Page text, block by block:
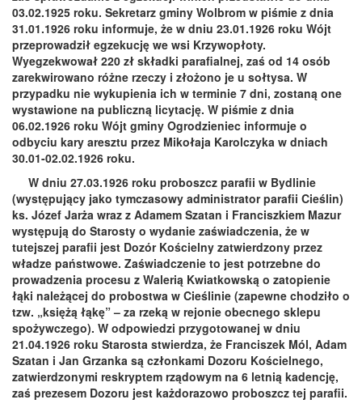
03.02.1925 roku. Sekretarz gminy Wolbrom w piśmie z dnia
31.01.1926 roku informuje, że w dniu 23.01.1926 roku Wójt
przeprowadził egzekucję we wsi Krzywopłoty.
Wyegzekwował 220 zł składki parafialnej, zaś od 14 osób
zarekwirowano różne rzeczy i złożono je u sołtysa. W
przypadku nie wykupienia ich w terminie 7 dni, zostaną one
wystawione na publiczną licytację. W piśmie z dnia
06.02.1926 roku Wójt gminy Ogrodzieniec informuje o
odbyciu kary aresztu przez Mikołaja Karolczyka w dniach
30.01-02.02.1926 roku.
W dniu 27.03.1926 roku proboszcz parafii w Bydlinie
(występujący jako tymczasowy administrator parafii Cieślin)
ks. Józef Jarża wraz z Adamem Szatan i Franciszkiem Mazur
występują do Starosty o wydanie zaświadczenia, że w
tutejszej parafii jest Dozór Kościelny zatwierdzony przez
władze państwowe. Zaświadczenie to jest potrzebne do
prowadzenia procesu z Walerią Kwiatkowską o zatopienie
łąki należącej do probostwa w Cieślinie (zapewne chodziło o
tzw. „księżą łąkę” – za rzeką w rejonie obecnego sklepu
spożywczego). W odpowiedzi przygotowanej w dniu
21.04.1926 roku Starosta stwierdza, że Franciszek Mól, Adam
Szatan i Jan Grzanka są członkami Dozoru Kościelnego,
zatwierdzonymi reskryptem rządowym na 6 letnią kadencję,
zaś prezesem Dozoru jest każdorazowo proboszcz tej parafii.